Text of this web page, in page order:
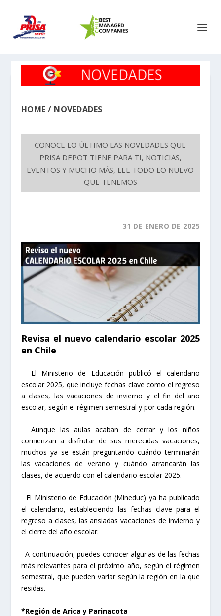
HOME / NOVEDADES
CONOCE LO ÚLTIMO LAS NOVEDADES QUE
PRISA DEPOT TIENE PARA TI, NOTICIAS,
EVENTOS Y MUCHO MÁS, LEE TODO LO NUEVO
QUE TENEMOS
31 DE ENERO DE 2025
Revisa el nuevo calendario escolar 2025
en Chile
El Ministerio de Educación publicó el calendario
escolar 2025, que incluye fechas clave como el regreso
a clases, las vacaciones de invierno y el fin del año
escolar, según el régimen semestral y por cada región.
Aunque las aulas acaban de cerrar y los niños
comienzan a disfrutar de sus merecidas vacaciones,
muchos ya se están preguntando cuándo terminarán
las vacaciones de verano y cuándo arrancarán las
clases, de acuerdo con el calendario escolar 2025.
El Ministerio de Educación (Mineduc) ya ha publicado
el calendario, estableciendo las fechas clave para el
regreso a clases, las ansiadas vacaciones de invierno y
el cierre del año escolar.
A continuación, puedes conocer algunas de las fechas
más relevantes para el próximo año, según el régimen
semestral, que pueden variar según la región en la que
residas.
*Región de Arica y Parinacota